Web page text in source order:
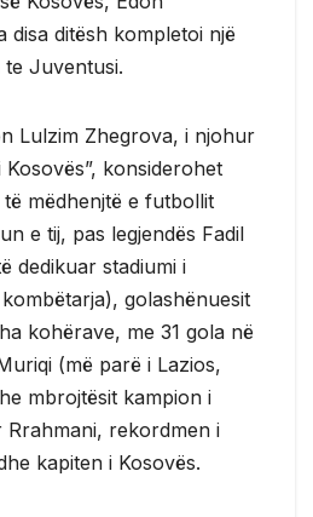
disa ditësh kompletoi një
Juventusi.
Lulzim Zhegrova, i njohur
konsiderohet
mëdhenjtë e futbollit
e tij, pas legjendës Fadil
dedikuar stadiumi i
golashënuesit
kohërave, me 31 gola në
(më parë i Lazios,
mbrojtësit kampion i
Rrahmani, rekordmen i
kapiten i Kosovës.